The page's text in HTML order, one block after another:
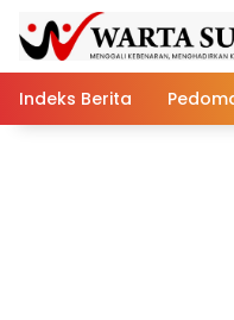
content
Indeks Berita